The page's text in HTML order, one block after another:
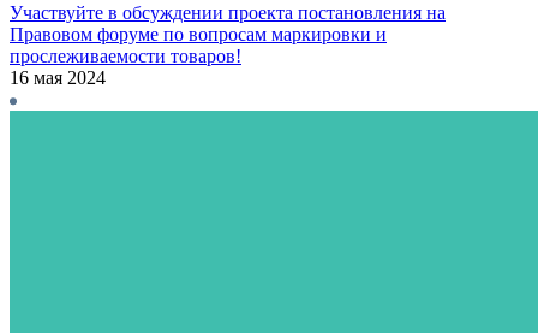
Участвуйте в обсуждении проекта постановления на
Правовом форуме по вопросам маркировки и
прослеживаемости товаров!
16 мая 2024